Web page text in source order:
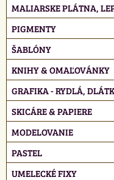
MALIARSKE PLÁTNA,
PIGMENTY
ŠABLÓNY
KNIHY & OMAĽOVÁNKY
GRAFIKA - RYDLÁ,
SKICÁRE & PAPIERE
MODELOVANIE
PASTEL
UMELECKÉ FIXY